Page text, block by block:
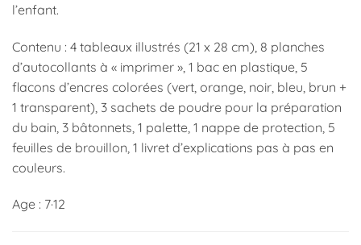
l’enfant.
Contenu : 4 tableaux illustrés (21 x 28 cm), 8 planches
d’autocollants à « imprimer », 1 bac en plastique, 5
flacons d’encres colorées (vert, orange, noir, bleu, brun +
1 transparent), 3 sachets de poudre pour la préparation
du bain, 3 bâtonnets, 1 palette, 1 nappe de protection, 5
feuilles de brouillon, 1 livret d’explications pas à pas en
couleurs.
Age : 7·12